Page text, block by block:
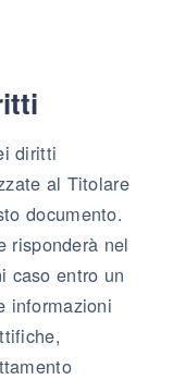
diritti
al Titolare
documento.
risponderà nel
caso entro un
informazioni